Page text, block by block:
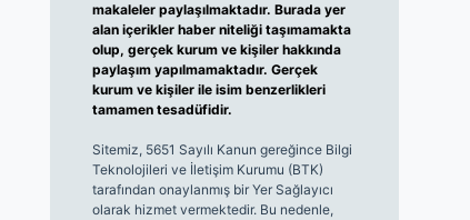
makaleler paylaşılmaktadır. Burada yer
alan içerikler haber niteliği taşımamakta
olup, gerçek kurum ve kişiler hakkında
paylaşım yapılmamaktadır. Gerçek
kurum ve kişiler ile isim benzerlikleri
tamamen tesadüfidir.
Sitemiz, 5651 Sayılı Kanun gereğince Bilgi
Teknolojileri ve İletişim Kurumu (BTK)
tarafından onaylanmış bir Yer Sağlayıcı
olarak hizmet vermektedir. Bu nedenle,